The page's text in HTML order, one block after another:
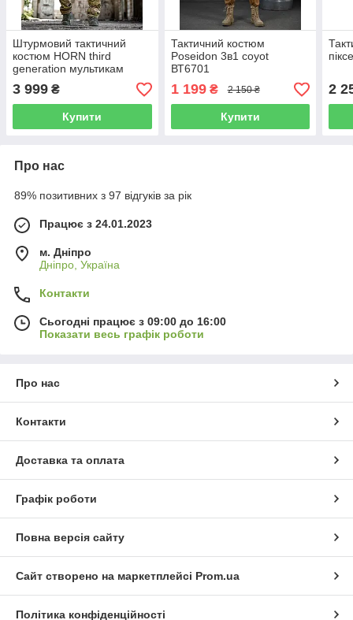
Штурмовий тактичний
костюм HORN third
generation мультикам
ВН1098
3 999 ₴
Купити
Тактичний костюм
Poseidon 3в1 coyot
ВТ6701
1 199₴ 2 150 ₴
Купити
2
Про нас
89% позитивних з 97 відгуків за рік
Працює з 24.01.2023
м. Дніпро
Дніпро, Україна
Контакти
Сьогодні працює з 09:00 до 16:00
Показати весь графік роботи
Про нас
Контакти
Доставка та оплата
Графік роботи
Повна версія сайту
Сайт створено на маркетплейсі Prom.ua
Політика конфіденційності